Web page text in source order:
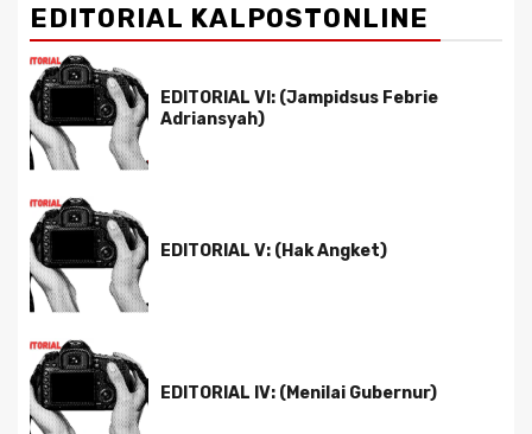
EDITORIAL KALPOSTONLINE
EDITORIAL VI: (Jampidsus Febrie
Adriansyah)
EDITORIAL V: (Hak Angket)
EDITORIAL IV: (Menilai Gubernur)